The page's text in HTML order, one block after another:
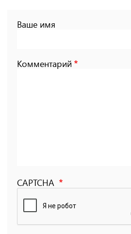
Ваше имя
Комментарий
CAPTCHA